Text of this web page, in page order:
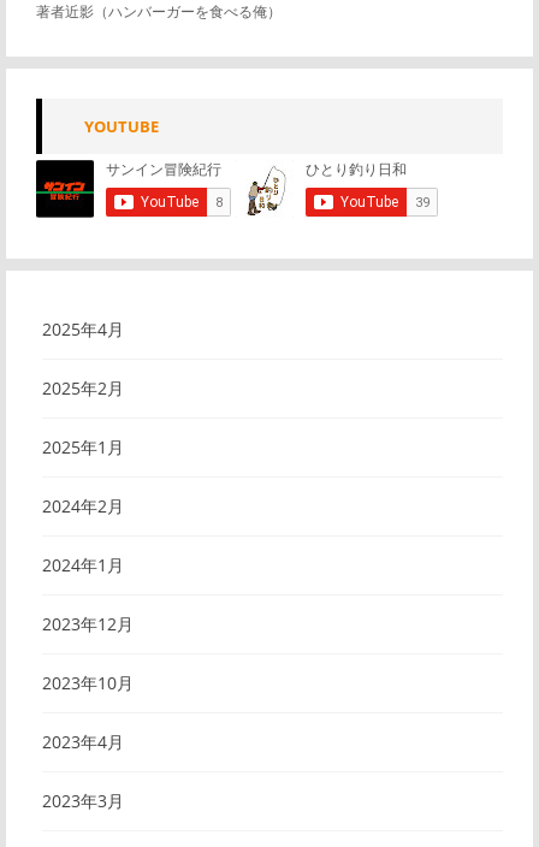
著者近影（ハンバーガーを食べる俺）
YOUTUBE
2025年4月
2025年2月
2025年1月
2024年2月
2024年1月
2023年12月
2023年10月
2023年4月
2023年3月